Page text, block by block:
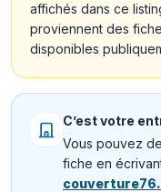
affichés dans ce
proviennent des
disponibles
C’est votre
Vous pouvez
fiche en